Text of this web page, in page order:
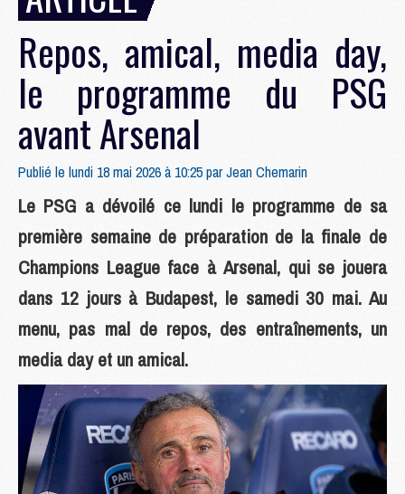
Repos, amical, media day,
le programme du PSG
avant Arsenal
Publié le lundi 18 mai 2026 à 10:25 parJean Chemarin
Le PSG a dévoilé ce lundi le programme de sa
première semaine de préparation de la finale de
Champions League face à Arsenal, qui se jouera
dans 12 jours à Budapest, le samedi 30 mai. Au
menu, pas mal de repos, des entraînements, un
media day et un amical.